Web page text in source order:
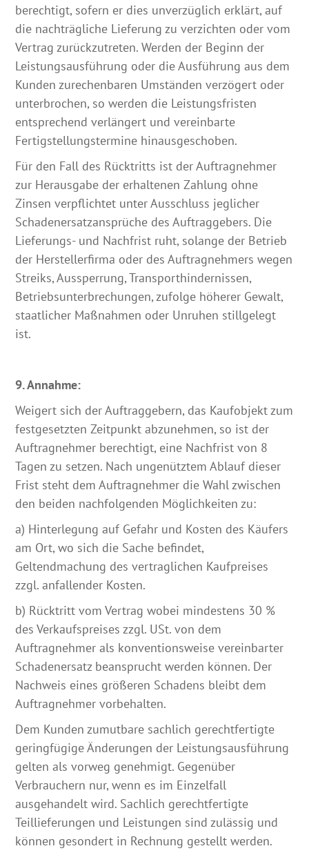
berechtigt, sofern er dies unverzüglich erklärt, auf
die nachträgliche Lieferung zu verzichten oder vom
Vertrag zurückzutreten. Werden der Beginn der
Leistungsausführung oder die Ausführung aus dem
Kunden zurechenbaren Umständen verzögert oder
unterbrochen, so werden die Leistungsfristen
entsprechend verlängert und vereinbarte
Fertigstellungstermine hinausgeschoben.
Für den Fall des Rücktritts ist der Auftragnehmer
zur Herausgabe der erhaltenen Zahlung ohne
Zinsen verpflichtet unter Ausschluss jeglicher
Schadenersatzansprüche des Auftraggebers. Die
Lieferungs- und Nachfrist ruht, solange der Betrieb
der Herstellerfirma oder des Auftragnehmers wegen
Streiks, Aussperrung, Transporthindernissen,
Betriebsunterbrechungen, zufolge höherer Gewalt,
staatlicher Maßnahmen oder Unruhen stillgelegt
ist.
9. Annahme:
Weigert sich der Auftraggebern, das Kaufobjekt zum
festgesetzten Zeitpunkt abzunehmen, so ist der
Auftragnehmer berechtigt, eine Nachfrist von 8
Tagen zu setzen. Nach ungenütztem Ablauf dieser
Frist steht dem Auftragnehmer die Wahl zwischen
den beiden nachfolgenden Möglichkeiten zu:
a) Hinterlegung auf Gefahr und Kosten des Käufers
am Ort, wo sich die Sache befindet,
Geltendmachung des vertraglichen Kaufpreises
zzgl. anfallender Kosten.
b) Rücktritt vom Vertrag wobei mindestens 30 %
des Verkaufspreises zzgl. USt. von dem
Auftragnehmer als konventionsweise vereinbarter
Schadenersatz beansprucht werden können. Der
Nachweis eines größeren Schadens bleibt dem
Auftragnehmer vorbehalten.
Dem Kunden zumutbare sachlich gerechtfertigte
geringfügige Änderungen der Leistungsausführung
gelten als vorweg genehmigt. Gegenüber
Verbrauchern nur, wenn es im Einzelfall
ausgehandelt wird. Sachlich gerechtfertigte
Teillieferungen und Leistungen sind zulässig und
können gesondert in Rechnung gestellt werden.